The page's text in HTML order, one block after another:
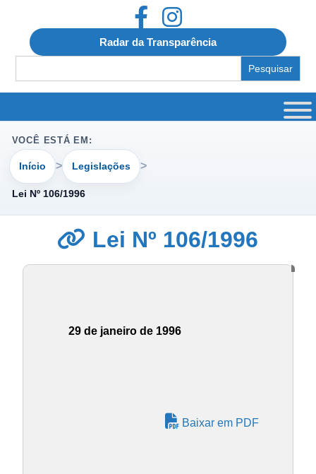
Radar da Transparência
for:
VOCÊ ESTÁ EM:
Início Legislações
Lei Nº 106/1996
Lei Nº 106/1996
29 de janeiro de 1996
Baixar em PDF